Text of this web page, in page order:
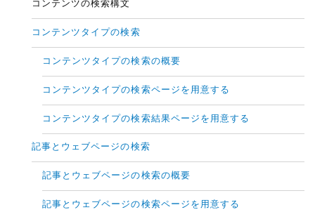
コンテンツの検索構文
コンテンツタイプの検索
コンテンツタイプの検索の概要
コンテンツタイプの検索ページを用意する
コンテンツタイプの検索結果ページを用意する
記事とウェブページの検索
記事とウェブページの検索の概要
記事とウェブページの検索ページを用意する